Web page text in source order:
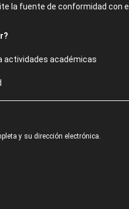
la fuente de conformidad con el
actividades académicas
y su dirección electrónica.